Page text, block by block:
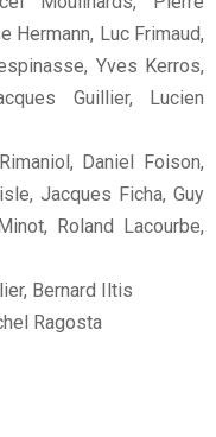
Hermann, Luc Frimaud,
Yves Kerros,
Guillier, Lucien
Daniel Foison,
Jacques Ficha, Guy
Roland Lacourbe,
Bernard Iltis
Ragosta